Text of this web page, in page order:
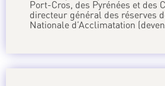
Port-Cros, des Pyrénées et des
directeur général des réserves
Nationale d’Acclimatation